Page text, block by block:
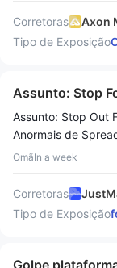
responderam.
Corretoras
Axon
Tipo de Exposição
Assunto: Stop
Assunto: Stop Out
Anormais de Spread Estou apresentando
reclamação em
em 17/07/2026 às
exposição total
Meu saldo era de
OmãIn a week
Corretoras
Tipo de Exposição
Golpe